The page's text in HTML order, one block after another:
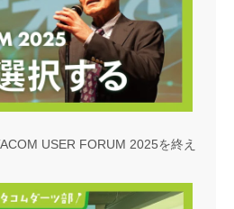
USER FORUM 2025を終え